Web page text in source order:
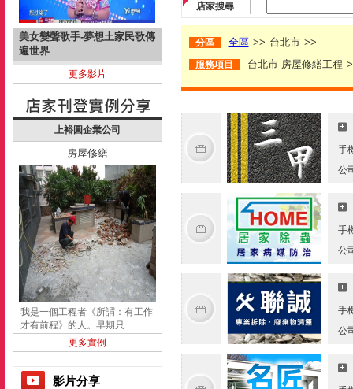
美女變聲歌手-夢想土家民歌傳
遍世界
更多影片
上裕圓企業公司
房屋修繕
我是一個工程者《所謂：有工作
才有前程》的人。早期只...
更多實例
影片分享
店家搜尋
分區 全區 >> 台北市 >>
服務項目 台北市-房屋修繕工程
手
公
手
公
手
公